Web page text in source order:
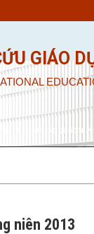
GIÁO
HỢP TÁC QUỐC TẾ
niên 2013